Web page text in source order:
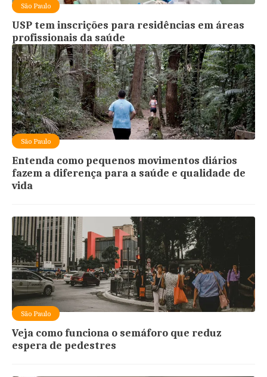
São Paulo
USP tem inscrições para residências em áreas
profissionais da saúde
São Paulo
Entenda como pequenos movimentos diários
fazem a diferença para a saúde e qualidade de
vida
São Paulo
Veja como funciona o semáforo que reduz
espera de pedestres